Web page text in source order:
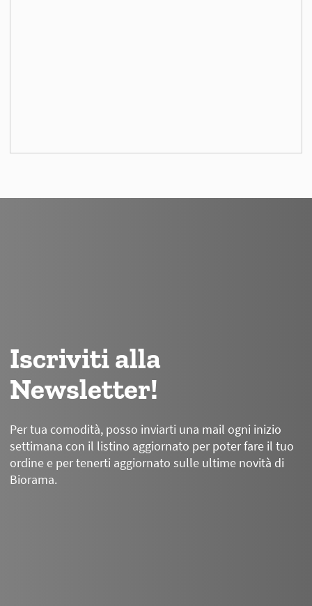
Iscriviti alla
Newsletter!
Per tua comodità, posso inviarti una mail ogni inizio
settimana con il listino aggiornato per poter fare il tuo
ordine e per tenerti aggiornato sulle ultime novità di
Biorama.